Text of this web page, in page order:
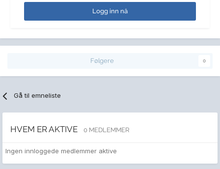
Logg inn nå
Følgere 0
Gå til emneliste
HVEM ER AKTIVE 0 MEDLEMMER
Ingen innloggede medlemmer aktive